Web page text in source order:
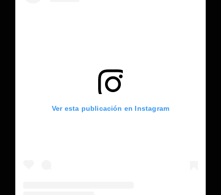
Ver esta publicación en Instagram